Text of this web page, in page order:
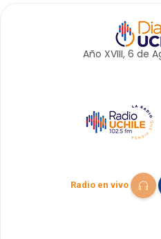
Año XVIII, 6 de
Radio en vivo